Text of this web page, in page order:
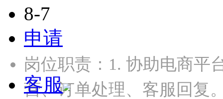
8-7
申请
岗位职责：1. 协助电商平
营、订单处理、客服回
客服